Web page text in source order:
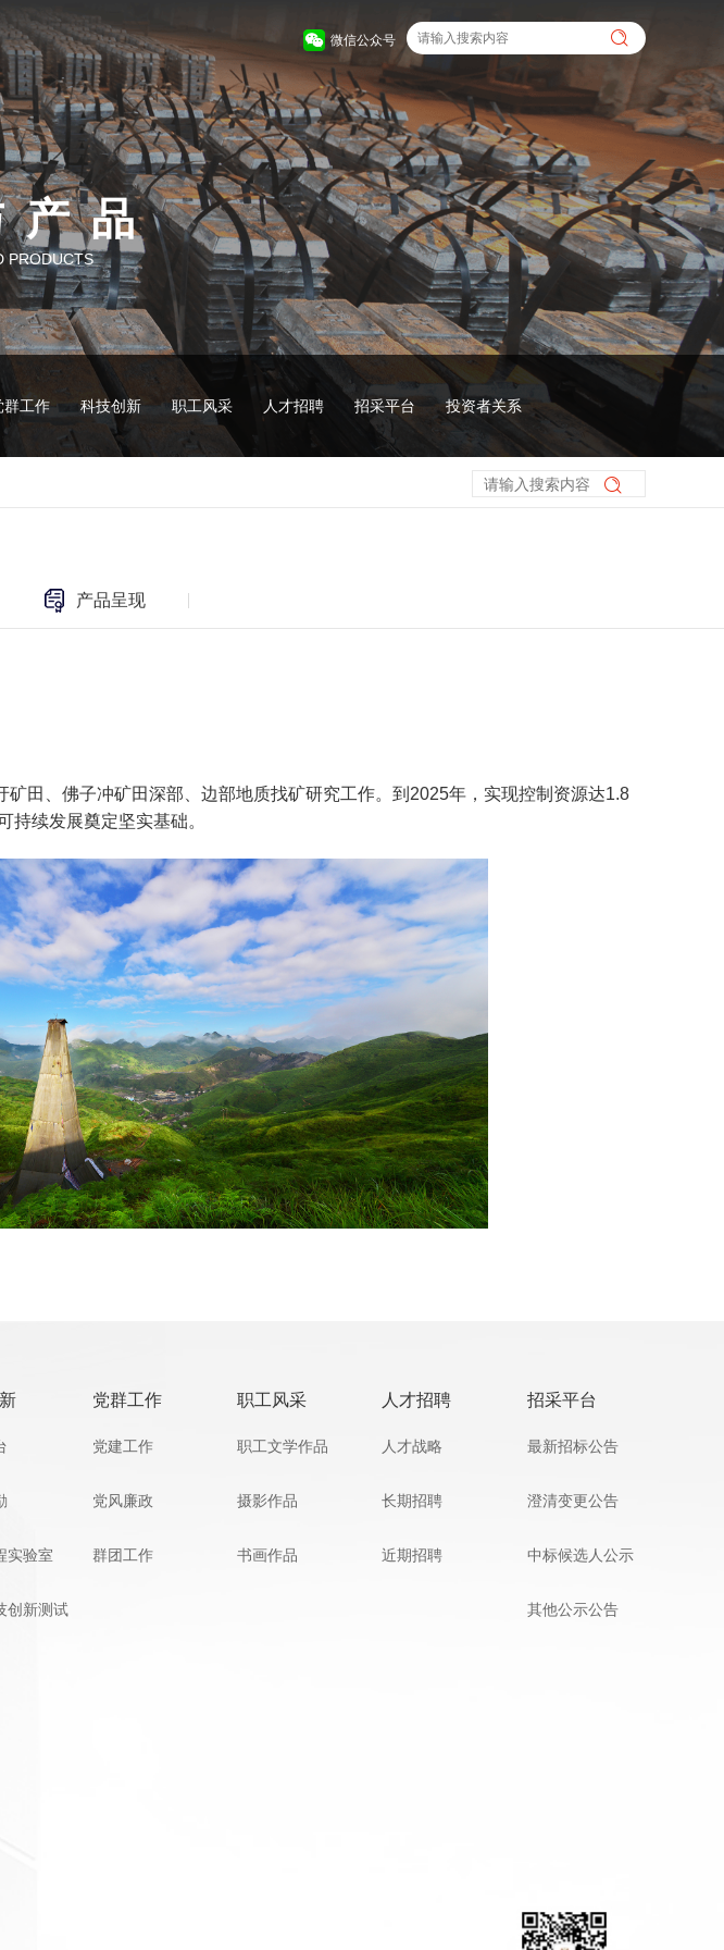
微信公众号
群工作 科技创新 职工风采 人才招聘 招采平台 投资者关系
产品
PRODUCTS
产品呈现
田、佛子冲矿田深部、边部地质找矿研究工作。到2025年，实现控制资源达1.8
持续发展奠定坚实基础。
实验室
创新测试
党群工作
党建工作
党风廉政
群团工作
职工风采
职工文学作品
摄影作品
书画作品
人才招聘
人才战略
长期招聘
近期招聘
招采平台
最新招标公告
澄清变更公告
中标候选人公示
其他公示公告